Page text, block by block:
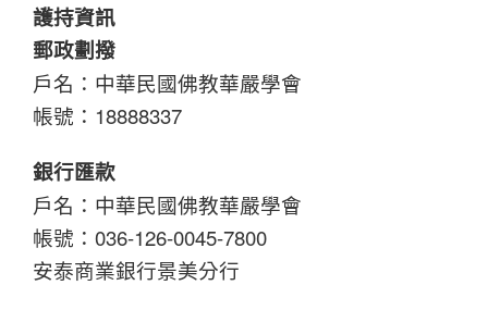
護持資訊
郵政劃撥
戶名：中華民國佛教華嚴學會
帳號：18888337
銀行匯款
戶名：中華民國佛教華嚴學會
帳號：036-126-0045-7800
安泰商業銀行景美分行